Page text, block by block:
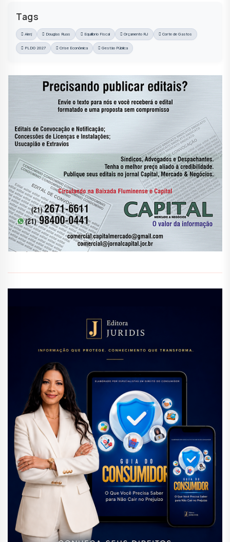
Tags
Alerj Douglas Ruas Equilíbrio Fiscal Orçamento RJ Corte de Gastos
PLDO 2027 Crise Econômica Gestão Pública